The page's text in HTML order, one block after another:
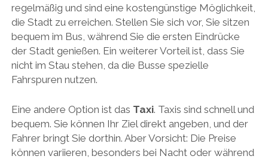
regelmäßig und sind eine kostengünstige Möglichkeit,
die Stadt zu erreichen. Stellen Sie sich vor, Sie sitzen
bequem im Bus, während Sie die ersten Eindrücke
der Stadt genießen. Ein weiterer Vorteil ist, dass Sie
nicht im Stau stehen, da die Busse spezielle
Fahrspuren nutzen.
Eine andere Option ist das Taxi. Taxis sind schnell und
bequem. Sie können Ihr Ziel direkt angeben, und der
Fahrer bringt Sie dorthin. Aber Vorsicht: Die Preise
können variieren, besonders bei Nacht oder während